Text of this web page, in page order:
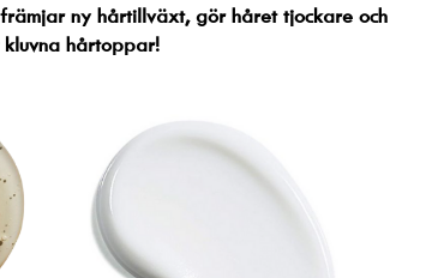
ny hårtillväxt, gör håret tjockare och
hårtoppar!